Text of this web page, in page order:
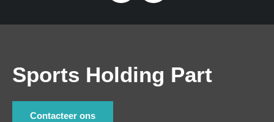
Sports Holding Part
Contacteer ons